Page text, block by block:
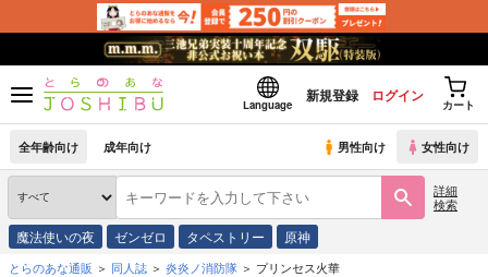
Language
新規登録 ログイン
カート
全年齢向け 成年向け 男性向け 女性向け
詳細
検索
魔法使いの夜 ゼンゼロ タペストリー 原神
とらのあな通販 同人誌 炎炎ノ消防隊 プリンセス火華